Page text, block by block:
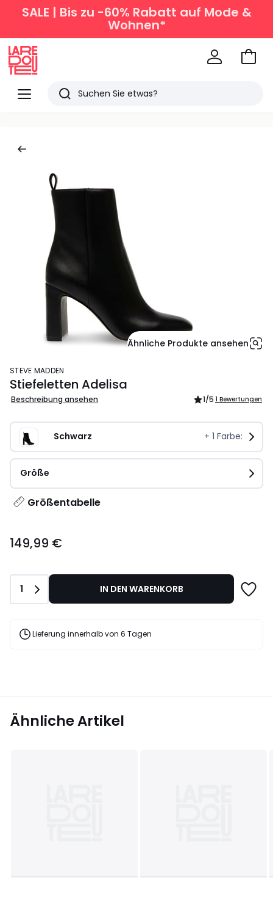
SALE | Bis zu -60% Rabatt auf Mode &
Wohnen*
Menü
Redoute
Suchen
Zum
Ähnliche Produkte ansehen
STEVE MADDEN
Stiefeletten Adelisa
Beschreibung ansehen 1/5 1 Bewertungen
Schwarz + 1 Farbe:
Größe
Größentabelle
€.
149,99 €
Anzahl
1 IN DEN WARENKORB
Lieferung innerhalb von 6 Tagen
Ähnliche Artikel